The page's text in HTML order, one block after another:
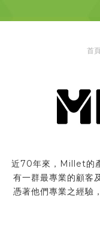
首頁
近70年來，Millet的
有一群最專業的顧客
憑著他們專業之經驗